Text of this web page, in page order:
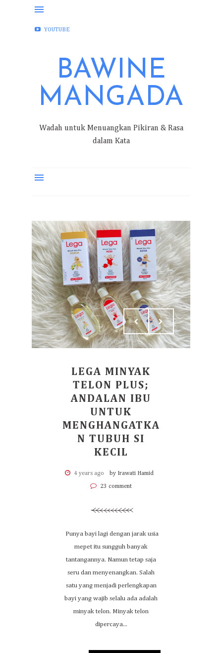
FACEBOOK
YOUTUBE
BAWINE
MANGADA
Wadah untuk Menuangkan Pikiran & Rasa
dalam Kata
LEGA MINYAK
TELON PLUS;
ANDALAN IBU
UNTUK
MENGHANGATKA
N TUBUH SI
KECIL
4 years ago by Irawati Hamid
23 comment
Punya bayi lagi dengan jarak usia
mepet itu sungguh banyak
tantangannya. Namun tetap saja
seru dan menyenangkan. Salah
satu yang menjadi perlengkapan
bayi yang wajib selalu ada adalah
minyak telon. Minyak telon
dipercaya...